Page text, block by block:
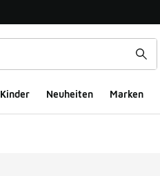
Kinder Neuheiten Marken